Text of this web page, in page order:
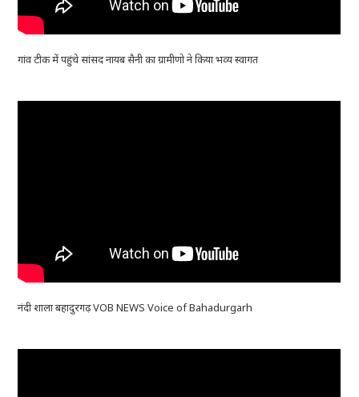
गांव टीक में पहुंचे सांसद नायब सैनी का ग्रामीणो ने किया भव्य स्वागत
नंदी शाला बहादुरगढ़ VOB NEWS Voice of Bahadurgarh